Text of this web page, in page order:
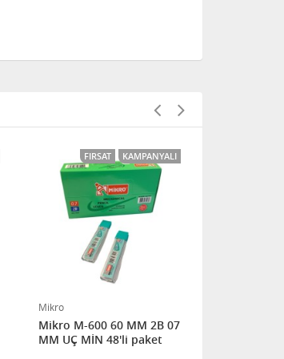
FIRSAT KAMPANYALI
Mikro
Mikro M-600 60 MM 2B 07
MM UÇ MİN 48'li paket